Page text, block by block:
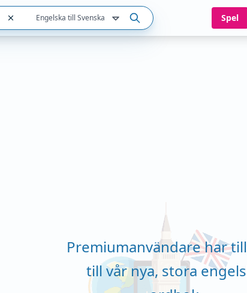
Engelska till Svenska Spel
Premiumanvändare har
till vår nya, stora